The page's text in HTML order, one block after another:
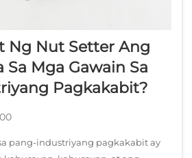
Ng Nut Setter Ang
Mga Gawain Sa
Pagkakabit?
pang-industriyang pagkakabit ay